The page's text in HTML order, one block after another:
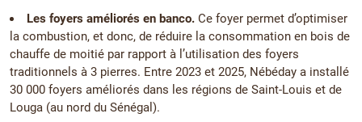
Les foyers améliorés en banco.Ce foyer permet d’optimiser
la combustion, et donc, de réduire la consommation en bois de
chauffe de moitié par rapport à l’utilisation des foyers
traditionnels à 3 pierres. Entre 2023 et 2025, Nébéday a installé
30 000 foyers améliorés dans les régions de Saint-Louis et de
Louga (au nord du Sénégal).